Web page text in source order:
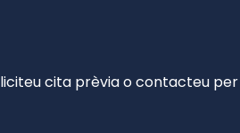
cita prèvia o contacteu